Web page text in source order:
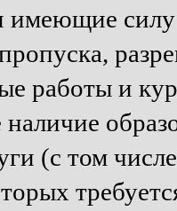
силу
работы и
(с том